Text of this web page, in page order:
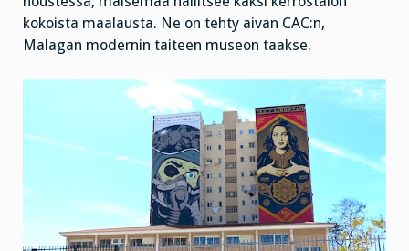
kokoista maalausta. Ne on tehty aivan CAC:n,
Malagan modernin taiteen museon taakse.